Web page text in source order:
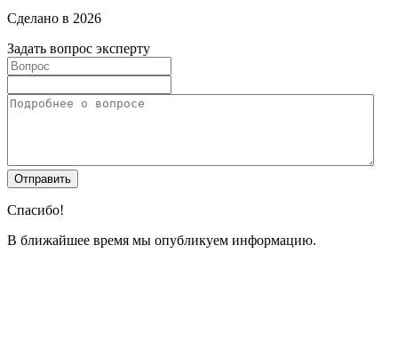
Сделано в 2026
Задать вопрос эксперту
Спасибо!
В ближайшее время мы опубликуем информацию.